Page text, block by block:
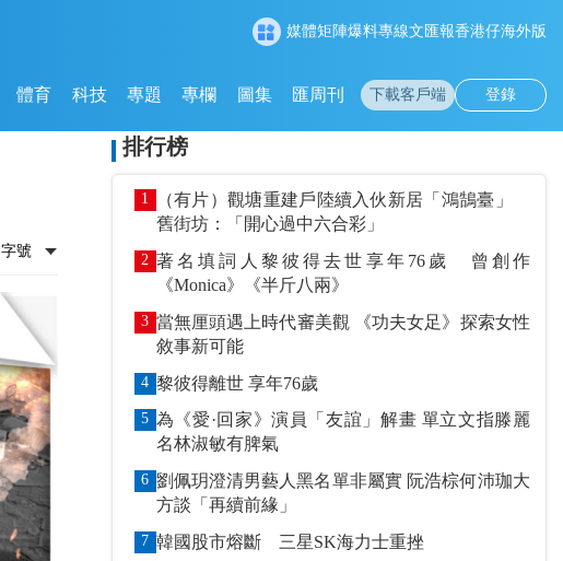
媒體矩陣爆料專線文匯報香港仔海外版
體育 科技 專題 專欄 圖集 匯周刊 下載客戶端 登錄
字號
排行榜
1
（有片）觀塘重建戶陸續入伙新居「鴻鵠臺」
舊街坊：「開心過中六合彩」
2 著名填詞人黎彼得去世享年76歲 曾創作
《Monica》《半斤八兩》
3 當無厘頭遇上時代審美觀 《功夫女足》探索女性
敘事新可能
4 黎彼得離世 享年76歲
5 為《愛·回家》演員「友誼」解畫 單立文指滕麗
名林淑敏有脾氣
6 劉佩玥澄清男藝人黑名單非屬實 阮浩棕何沛珈大
方談「再續前緣」
7 韓國股市熔斷 三星SK海力士重挫